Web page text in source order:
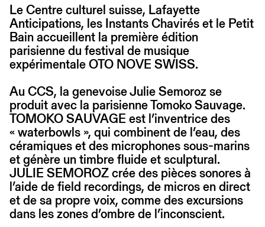
Le Centre culturel suisse, Lafayette
Anticipations, les Instants Chavirés et le Petit
Bain accueillent la première édition
parisienne du festival de musique
expérimentale OTO NOVE SWISS.
Au CCS, la genevoise Julie Semoroz se
produit avec la parisienne Tomoko Sauvage.
TOMOKO SAUVAGE est l’inventrice des
« waterbowls », qui combinent de l’eau, des
céramiques et des microphones sous-marins
et génère un timbre fluide et sculptural.
JULIE SEMOROZ crée des pièces sonores à
l’aide de field recordings, de micros en direct
et de sa propre voix, comme des excursions
dans les zones d’ombre de l’inconscient.